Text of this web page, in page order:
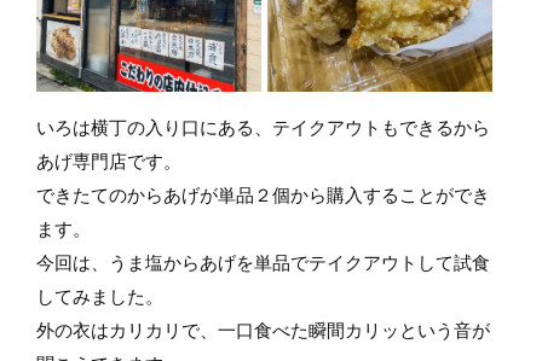
いろは横丁の入り口にある、テイクアウトもできるから
あげ専門店です。
できたてのからあげが単品２個から購入することができ
ます。
今回は、うま塩からあげを単品でテイクアウトして試食
してみました。
外の衣はカリカリで、一口食べた瞬間カリッという音が